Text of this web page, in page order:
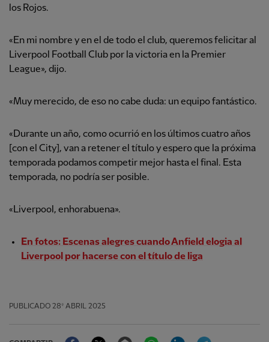
los Rojos.
«En mi nombre y en el de todo el club, queremos felicitar al
Liverpool Football Club por la victoria en la Premier
League», dijo.
«Muy merecido, de eso no cabe duda: un equipo fantástico.
«Durante un año, como ocurrió en los últimos cuatro años
[con el City], van a retener el título y espero que la próxima
temporada podamos competir mejor hasta el final. Esta
temporada, no podría ser posible.
«Liverpool, enhorabuena».
En fotos: Escenas alegres cuando Anfield elogia al
Liverpool por hacerse con el título de liga
PUBLICADO 28º ABRIL 2025
FacebookTwitter Email WhatsAppLinkedIn